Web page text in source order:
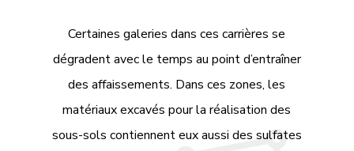
Certaines galeries dans ces carrières se
dégradent avec le temps au point d’entraîner
des affaissements. Dans ces zones, les
matériaux excavés pour la réalisation des
sous-sols contiennent eux aussi des sulfates